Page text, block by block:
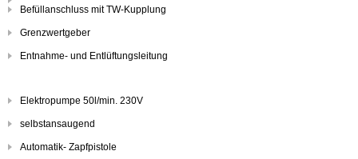
Befüllanschluss mit TW-Kupplung
Grenzwertgeber
Entnahme- und Entlüftungsleitung
Elektropumpe 50l/min. 230V
selbstansaugend
Automatik- Zapfpistole